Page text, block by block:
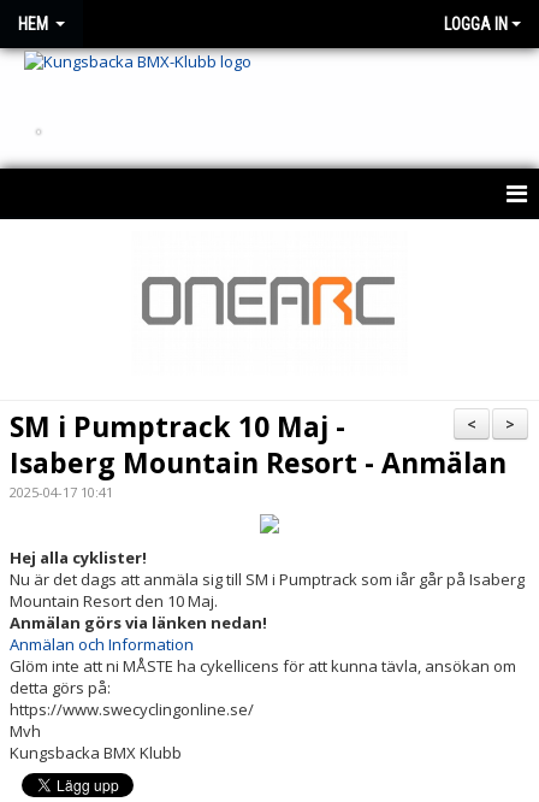
HEM LOGGA IN
.
KALENDER 2026
BESTÄLLNING AV KLUBBTRÖJA
SKAFFA CYKELLICENS
SPORTSTIMING- TÄVLINGSKALENDER/ANMÄLAN
>
<
SM i Pumptrack 10 Maj -
Isaberg Mountain Resort - Anmälan
2025-04-17 10:41
Hej alla cyklister!
Nu är det dags att anmäla sig till SM i Pumptrack som iår går på Isaberg
Mountain Resort den 10 Maj.
Anmälan görs via länken nedan!
Anmälan och Information
Glöm inte att ni MÅSTE ha cykellicens för att kunna tävla, ansökan om
detta görs på:
https://www.swecyclingonline.se/
Mvh
Kungsbacka BMX Klubb